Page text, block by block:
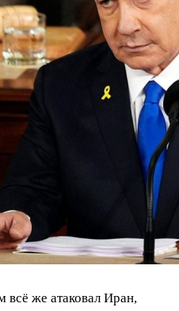
же атаковал Иран,